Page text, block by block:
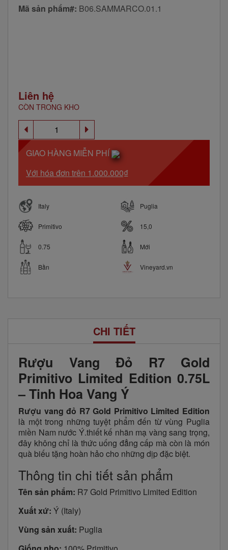
Mã sản phẩm#: B06.SAMMARCO.01.1
Liên hệ
CÒN TRONG KHO
GIAO HÀNG MIỄN PHÍ
Với hóa đơn trên 1.000.000₫
Italy Puglia
Primitivo 15,0
0.75 Mới
Bần Vineyard.vn
CHI TIẾT
Rượu Vang Đỏ R7 Gold
Primitivo Limited Edition 0.75L
– Tinh Hoa Vang Ý
Rượu vang đỏ R7 Gold Primitivo Limited Edition
là một trong những tuyệt phẩm đến từ vùng Puglia
miền Nam nước Ý.thiết kế nhãn mạ vàng sang trọng,
đây không chỉ là thức uống đẳng cấp mà còn là món
quà biếu tặng hoàn hảo cho những dịp đặc biệt.
Thông tin chi tiết sản phẩm
Tên sản phẩm: R7 Gold Primitivo Limited Edition
Xuất xứ: Ý (Italy)
Vùng sản xuất: Puglia